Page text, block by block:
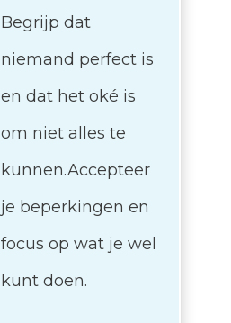
Begrijp dat
niemand perfect is
en dat het oké is
om niet alles te
kunnen.Accepteer
je beperkingen en
focus op wat je wel
kunt doen.